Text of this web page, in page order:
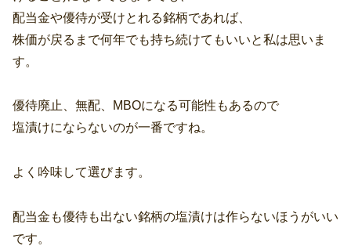
配当金や優待が受けとれる銘柄であれば、
株価が戻るまで何年でも持ち続けてもいいと私は思いま
す。
優待廃止、無配、MBOになる可能性もあるので
塩漬けにならないのが一番ですね。
よく吟味して選びます。
配当金も優待も出ない銘柄の塩漬けは作らないほうがいい
です。